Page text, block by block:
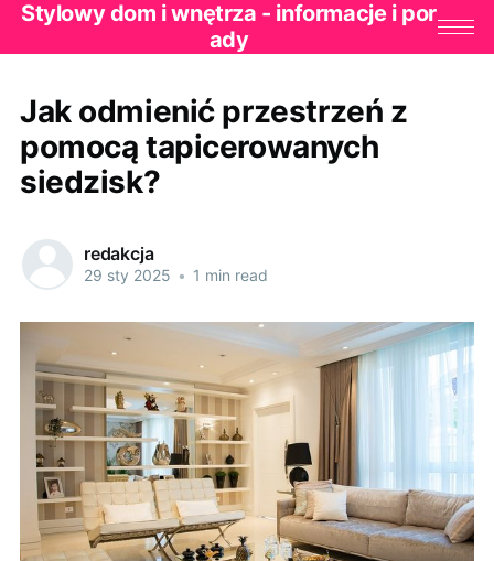
Stylowy dom i wnętrza - informacje i por
ady
Jak odmienić przestrzeń z
pomocą tapicerowanych
siedzisk?
redakcja
29 sty 2025 • 1 min read